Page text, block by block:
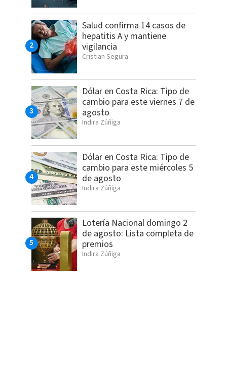
Salud confirma 14 casos de
hepatitis A y mantiene
vigilancia
Cristian Segura
Dólar en Costa Rica: Tipo de
cambio para este viernes 7 de
agosto
Indira Zúñiga
Dólar en Costa Rica: Tipo de
cambio para este miércoles 5
de agosto
Indira Zúñiga
Lotería Nacional domingo 2
de agosto: Lista completa de
premios
Indira Zúñiga